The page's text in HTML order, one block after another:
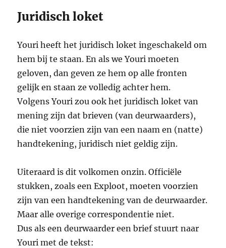
Juridisch loket
Youri heeft het juridisch loket ingeschakeld om
hem bij te staan. En als we Youri moeten
geloven, dan geven ze hem op alle fronten
gelijk en staan ze volledig achter hem.
Volgens Youri zou ook het juridisch loket van
mening zijn dat brieven (van deurwaarders),
die niet voorzien zijn van een naam en (natte)
handtekening, juridisch niet geldig zijn.
Uiteraard is dit volkomen onzin. Officiële
stukken, zoals een Exploot, moeten voorzien
zijn van een handtekening van de deurwaarder.
Maar alle overige correspondentie niet.
Dus als een deurwaarder een brief stuurt naar
Youri met de tekst: